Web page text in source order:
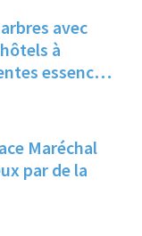
avec
à
essences
la place du
Maréchal
par de la